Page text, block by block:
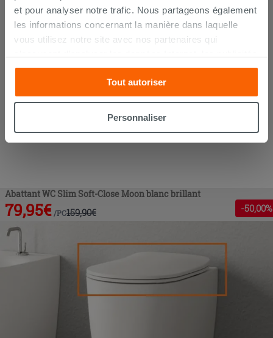
et pour analyser notre trafic. Nous partageons également
les informations concernant la manière dans laquelle
vous utilisez notre site avec nos partenaires qui
et les réseaux sociaux. Lesdits partenaires pourraient
combiner ces informations avec d’autres que vous leur
avez fournies ou qu’ils ont recueillies à partir de votre
utilisation sur leurs services. Si vous souhaitez en savoir
cookies, ou à quelques-uns seulement,cliquez iciou
l'installation des cookies techniques uniquement.
Tout autoriser
Personnaliser
Abattant WC Slim Soft-Close Moon blanc brillant
79,95€ /PC159,90€ -50,00%